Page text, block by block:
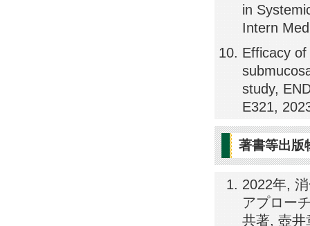
in
Intern
Efficacy
study,
E321,
著書等出版
2022年,
アプロー
共著, 壺